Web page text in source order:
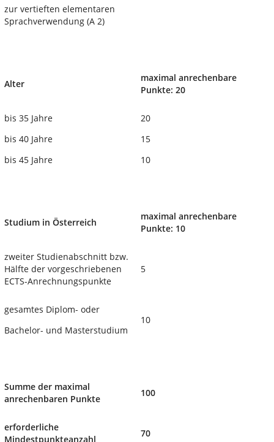
zur vertieften elementaren
Sprachverwendung (A 2)
Alter
maximal anrechenbare
Punkte: 20
bis 35 Jahre
bis 40 Jahre
bis 45 Jahre
20
15
10
Studium in Österreich
maximal anrechenbare
Punkte: 10
zweiter Studienabschnitt bzw.
Hälfte der vorgeschriebenen
ECTS-Anrechnungspunkte
5
gesamtes Diplom- oder
Bachelor- und Masterstudium
10
Summe der maximal
anrechenbaren Punkte
100
erforderliche
Mindestpunkteanzahl
70